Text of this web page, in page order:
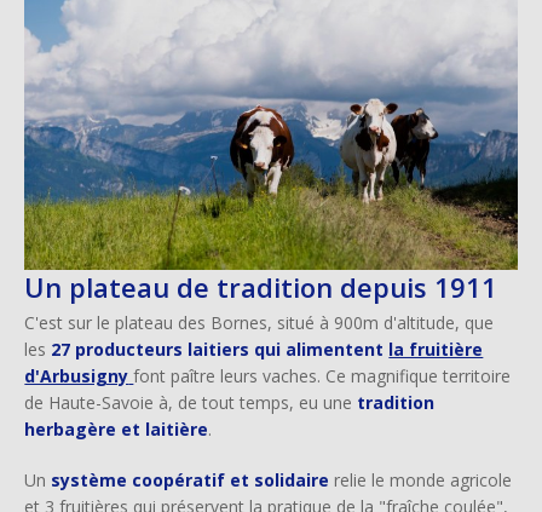
Un plateau de tradition depuis 1911
C'est sur le plateau des Bornes, situé à 900m d'altitude, que
les 27 producteurs laitiers qui alimentent la fruitière
d'Arbusigny font paître leurs vaches. Ce magnifique territoire
de Haute-Savoie à, de tout temps, eu une tradition
herbagère et laitière.
Un système coopératif et solidaire relie le monde agricole
et 3 fruitières qui préservent la pratique de la "fraîche coulée",